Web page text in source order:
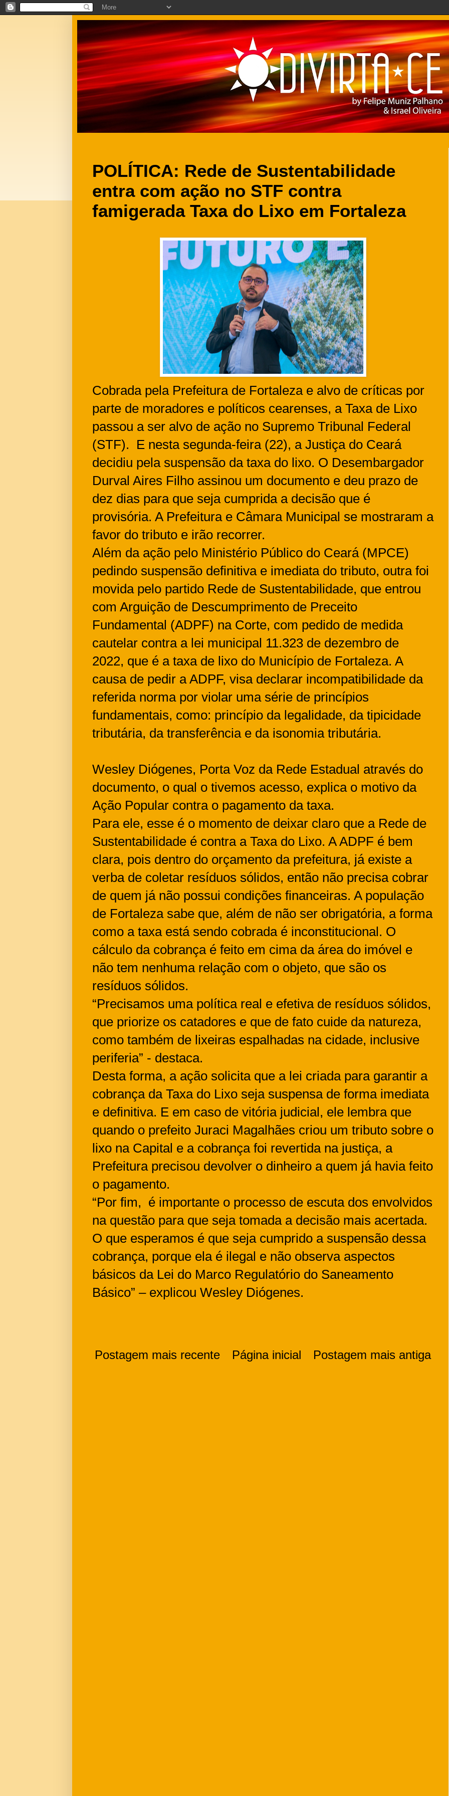
POLÍTICA: Rede de Sustentabilidade
entra com ação no STF contra
famigerada Taxa do Lixo em Fortaleza
Cobrada pela Prefeitura de Fortaleza e alvo de críticas por
parte de moradores e políticos cearenses, a Taxa de Lixo
passou a ser alvo de ação no Supremo Tribunal Federal
(STF). E nesta segunda-feira (22), a Justiça do Ceará
decidiu pela suspensão da taxa do lixo. O Desembargador
Durval Aires Filho assinou um documento e deu prazo de
dez dias para que seja cumprida a decisão que é
provisória. A Prefeitura e Câmara Municipal se mostraram a
favor do tributo e irão recorrer.
Além da ação pelo Ministério Público do Ceará (MPCE)
pedindo suspensão definitiva e imediata do tributo, outra foi
movida pelo partido Rede de Sustentabilidade, que entrou
com Arguição de Descumprimento de Preceito
Fundamental (ADPF) na Corte, com pedido de medida
cautelar contra a lei municipal 11.323 de dezembro de
2022, que é a taxa de lixo do Município de Fortaleza. A
causa de pedir a ADPF, visa declarar incompatibilidade da
referida norma por violar uma série de princípios
fundamentais, como: princípio da legalidade, da tipicidade
tributária, da transferência e da isonomia tributária.
Wesley Diógenes, Porta Voz da Rede Estadual através do
documento, o qual o tivemos acesso, explica o motivo da
Ação Popular contra o pagamento da taxa.
Para ele, esse é o momento de deixar claro que a Rede de
Sustentabilidade é contra a Taxa do Lixo. A ADPF é bem
clara, pois dentro do orçamento da prefeitura, já existe a
verba de coletar resíduos sólidos, então não precisa cobrar
de quem já não possui condições financeiras. A população
de Fortaleza sabe que, além de não ser obrigatória, a forma
como a taxa está sendo cobrada é inconstitucional. O
cálculo da cobrança é feito em cima da área do imóvel e
não tem nenhuma relação com o objeto, que são os
resíduos sólidos.
“Precisamos uma política real e efetiva de resíduos sólidos,
que priorize os catadores e que de fato cuide da natureza,
como também de lixeiras espalhadas na cidade, inclusive
periferia” - destaca.
Desta forma, a ação solicita que a lei criada para garantir a
cobrança da Taxa do Lixo seja suspensa de forma imediata
e definitiva. E em caso de vitória judicial, ele lembra que
quando o prefeito Juraci Magalhães criou um tributo sobre o
lixo na Capital e a cobrança foi revertida na justiça, a
Prefeitura precisou devolver o dinheiro a quem já havia feito
o pagamento.
“Por fim, é importante o processo de escuta dos envolvidos
na questão para que seja tomada a decisão mais acertada.
O que esperamos é que seja cumprido a suspensão dessa
cobrança, porque ela é ilegal e não observa aspectos
básicos da Lei do Marco Regulatório do Saneamento
Básico” – explicou Wesley Diógenes.
Postagem mais recente Postagem mais antiga
Página inicial